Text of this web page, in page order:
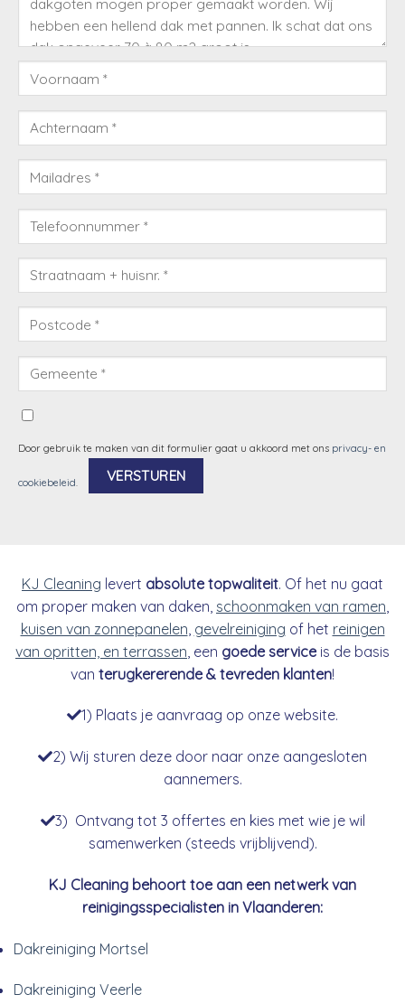
Door gebruik te maken van dit formulier gaat u akkoord met ons privacy- en
cookiebeleid.
KJ Cleaning levert absolute topwaliteit. Of het nu gaat
om proper maken van daken, schoonmaken van ramen
kuisen van zonnepanelen gevelreiniging of het reinigen
van opritten, en terrassen , een goede serviceis de basis
van terugkererende & tevreden klanten!
1) Plaats je aanvraag op onze website.
2) Wij sturen deze door naar onze aangesloten
aannemers.
3) Ontvang tot 3 offertes en kies met wie je wil
samenwerken (steeds vrijblijvend).
KJ Cleaning behoort toe aan een netwerk van
reinigingsspecialisten in Vlaanderen:
Dakreiniging Mortsel
Dakreiniging Veerle